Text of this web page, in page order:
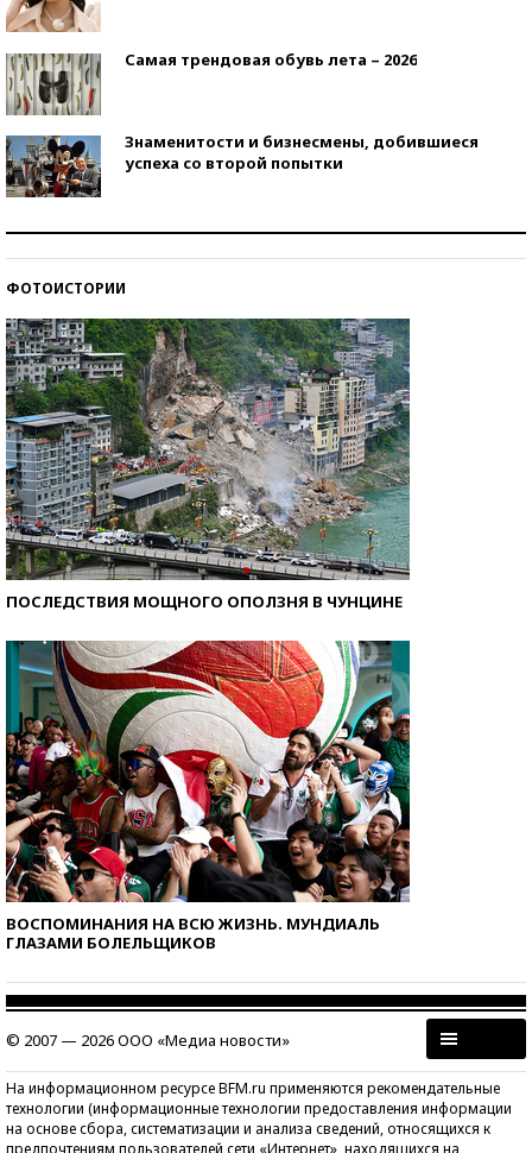
Самая трендовая обувь лета – 2026
Знаменитости и бизнесмены, добившиеся
успеха со второй попытки
ФОТОИСТОРИИ
ПОСЛЕДСТВИЯ МОЩНОГО ОПОЛЗНЯ В ЧУНЦИНЕ
ВОСПОМИНАНИЯ НА ВСЮ ЖИЗНЬ. МУНДИАЛЬ
ГЛАЗАМИ БОЛЕЛЬЩИКОВ
© 2007 — 2026 ООО «Медиа новости»
На информационном ресурсе BFM.ru применяются рекомендательные
технологии (информационные технологии предоставления информации
на основе сбора, систематизации и анализа сведений, относящихся к
предпочтениям пользователей сети «Интернет», находящихся на